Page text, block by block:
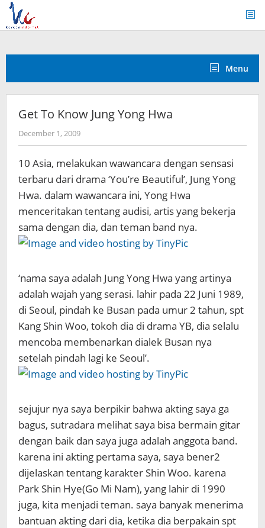
Skip
content
Menu
Get To Know Jung Yong Hwa
December 1, 2009by
Koreanindo
10 Asia, melakukan wawancara dengan sensasi
terbaru dari drama ‘You’re Beautiful’, Jung Yong
Hwa. dalam wawancara ini, Yong Hwa
menceritakan tentang audisi, artis yang bekerja
sama dengan dia, dan teman band nya.
‘nama saya adalah Jung Yong Hwa yang artinya
adalah wajah yang serasi. lahir pada 22 Juni 1989,
di Seoul, pindah ke Busan pada umur 2 tahun, spt
Kang Shin Woo, tokoh dia di drama YB, dia selalu
mencoba membenarkan dialek Busan nya
setelah pindah lagi ke Seoul’.
sejujur nya saya berpikir bahwa akting saya ga
bagus, sutradara melihat saya bisa bermain gitar
dengan baik dan saya juga adalah anggota band.
karena ini akting pertama saya, saya bener2
dijelaskan tentang karakter Shin Woo. karena
Park Shin Hye(Go Mi Nam), yang lahir di 1990
juga, kita menjadi teman. saya banyak menerima
bantuan akting dari dia, ketika dia berpakain spt